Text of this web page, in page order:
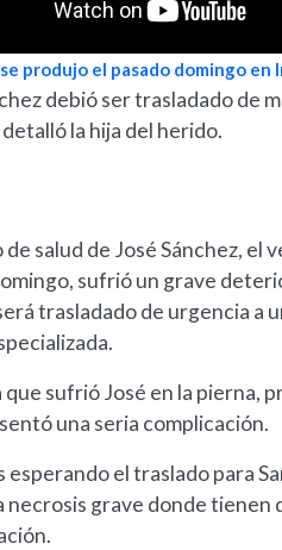
produjo el pasado domingo
debió ser trasladado de
la hija del herido.
de salud de José Sánchez,
sufrió un grave
trasladado de urgencia a
que sufrió José en la
una seria complicación.
esperando el traslado para
necrosis grave donde tienen